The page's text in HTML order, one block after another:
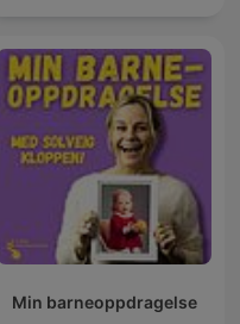
Min barneoppdragelse